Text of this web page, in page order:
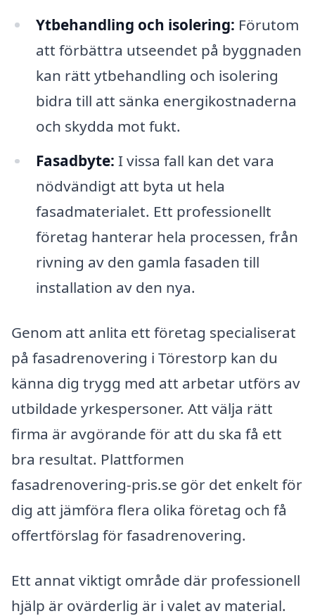
Ytbehandling och isolering: Förutom
att förbättra utseendet på byggnaden
kan rätt ytbehandling och isolering
bidra till att sänka energikostnaderna
och skydda mot fukt.
Fasadbyte: I vissa fall kan det vara
nödvändigt att byta ut hela
fasadmaterialet. Ett professionellt
företag hanterar hela processen, från
rivning av den gamla fasaden till
installation av den nya.
Genom att anlita ett företag specialiserat
på fasadrenovering i Törestorp kan du
känna dig trygg med att arbetar utförs av
utbildade yrkespersoner. Att välja rätt
firma är avgörande för att du ska få ett
bra resultat. Plattformen
fasadrenovering-pris.se gör det enkelt för
dig att jämföra flera olika företag och få
offertförslag för fasadrenovering.
Ett annat viktigt område där professionell
hjälp är ovärderlig är i valet av material.